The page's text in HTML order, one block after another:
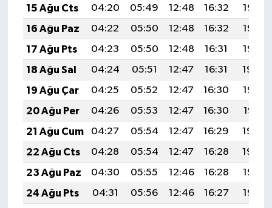
15 Ağu Cts
04:20 05:49 12:48 16:32
19:37
16 Ağu Paz
04:22 05:50 12:48 16:32
19:36
17 Ağu Pts
04:23 05:50 12:48 16:31
19:35
18 Ağu Sal
04:24 05:51 12:47 16:31
19:34
19 Ağu Çar
04:25 05:52 12:47 16:30
19:32
20 Ağu Per
04:26 05:53 12:47 16:30
19:31
21 Ağu Cum
04:27 05:54 12:47 16:29
19:30
22 Ağu Cts
04:28 05:54 12:47 16:28
19:29
23 Ağu Paz
04:30 05:55 12:46 16:28
19:27
24 Ağu Pts
04:31 05:56 12:46 16:27
19:26